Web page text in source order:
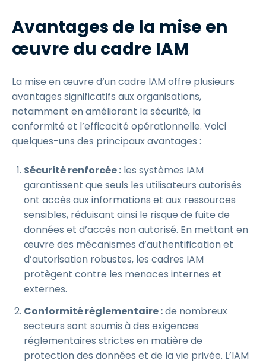
Avantages de la mise en
œuvre du cadre IAM
La mise en œuvre d’un cadre IAM offre plusieurs
avantages significatifs aux organisations,
notamment en améliorant la sécurité, la
conformité et l’efficacité opérationnelle. Voici
quelques-uns des principaux avantages :
Sécurité renforcée : les systèmes IAM
garantissent que seuls les utilisateurs autorisés
ont accès aux informations et aux ressources
sensibles, réduisant ainsi le risque de fuite de
données et d’accès non autorisé. En mettant en
œuvre des mécanismes d’authentification et
d’autorisation robustes, les cadres IAM
protègent contre les menaces internes et
externes.
Conformité réglementaire :de nombreux
secteurs sont soumis à des exigences
réglementaires strictes en matière de
protection des données et de la vie privée. L’IAM